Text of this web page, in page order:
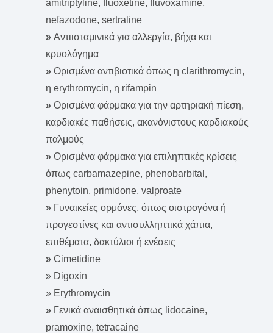
amitriptyline, fluoxetine, fluvoxamine,
nefazodone, sertraline
» Αντιισταμινικά για αλλεργία, βήχα και
κρυολόγημα
» Ορισμένα αντιβιοτικά όπως η clarithromycin,
η erythromycin, η rifampin
» Ορισμένα φάρμακα για την αρτηριακή πίεση,
καρδιακές παθήσεις, ακανόνιστους καρδιακούς
παλμούς
» Ορισμένα φάρμακα για επιληπτικές κρίσεις
όπως carbamazepine, phenobarbital,
phenytoin, primidone, valproate
» Γυναικείες ορμόνες, όπως οιστρογόνα ή
προγεστίνες και αντισυλληπτικά χάπια,
επιθέματα, δακτύλιοι ή ενέσεις
» Cimetidine
» Digoxin
» Erythromycin
» Γενικά αναισθητικά όπως lidocaine,
pramoxine, tetracaine